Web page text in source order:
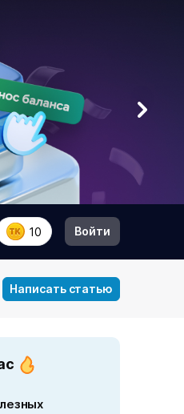
10 Войти
Написать статью